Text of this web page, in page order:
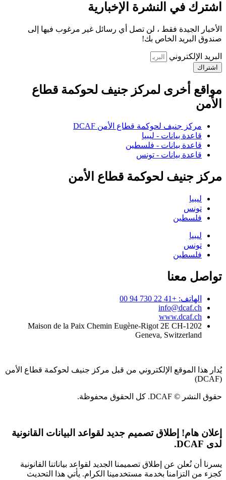
اشترك في النشرة الإخبارية
الأخبار الجيدة فقط ، لن تصل أي رسائل غير مرغوب فيها إلى
صندوق البريد الخاص بك!
البريد الإلكتروني
اشتراك
مواقع أخرى لمركز جنيف لحوكمة قطاع
الأمن
مركز جنيف لحوكمة قطاع الأمن DCAF
قاعدة بيانات - ليبيا
قاعدة بيانات - فلسطين
قاعدة بيانات - تونس
مركز جنيف لحوكمة قطاع الأمن
ليبيا
تونس
فلسطين
ليبيا
تونس
فلسطين
تواصل معنا
الهاتف: +41 22 730 94 00
info@dcaf.ch
www.dcaf.ch
Maison de la Paix Chemin Eugène-Rigot 2E CH-1202
Geneva, Switzerland
يُدار هذا الموقع الإلكتروني من قبل مركز جنيف لحوكمة قطاع الأمن
(DCAF)
حقوق النشر © DCAF. كل الحقوق محفوظة.
إعلان هام! إطلاق تصميم جديد لقواعد البيانات القانونية
لدى DCAF.
يسرنا أن نُعلن عن إطلاق تصميمنا الجديد لقواعد بياناتنا القانونية
كجزء من التزامنا بخدمة مستخدمينا الكرام. يأتي هذا التحديث